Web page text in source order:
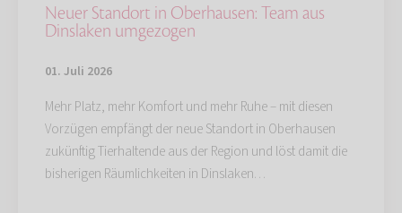
Neuer Standort in Oberhausen: Team aus
Dinslaken umgezogen
01. Juli 2026
Mehr Platz, mehr Komfort und mehr Ruhe – mit diesen
Vorzügen empfängt der neue Standort in Oberhausen
zukünftig Tierhaltende aus der Region und löst damit die
bisherigen Räumlichkeiten in Dinslaken…